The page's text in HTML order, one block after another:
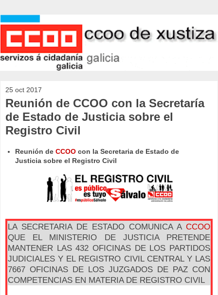
25 oct 2017
Reunión de CCOO con la Secretaría
de Estado de Justicia sobre el
Registro Civil
Reunión de CCOO con la Secretaria de Estado de
Justicia sobre el Registro Civil
LA SECRETARIA DE ESTADO COMUNICA A CCOO
QUE EL MINISTERIO DE JUSTICIA PRETENDE
MANTENER LAS 432 OFICINAS DE LOS PARTIDOS
JUDICIALES Y EL REGISTRO CIVIL CENTRAL Y LAS
7667 OFICINAS DE LOS JUZGADOS DE PAZ CON
COMPETENCIAS EN MATERIA DE REGISTRO CIVIL